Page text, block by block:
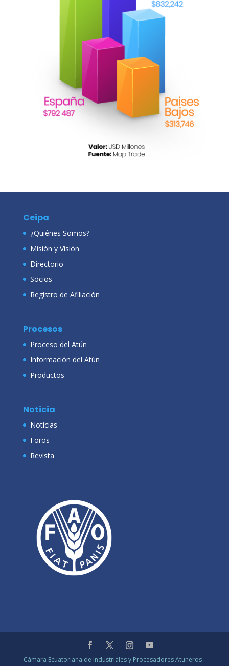
Ceipa
¿Quiénes Somos?
Misión y Visión
Directorio
Socios
Registro de Afiliación
Procesos
Proceso del Atún
Información del Atún
Productos
Noticia
Noticias
Foros
Revista
Cámara Ecuatoriana de Industriales y Procesadores Atuneros -